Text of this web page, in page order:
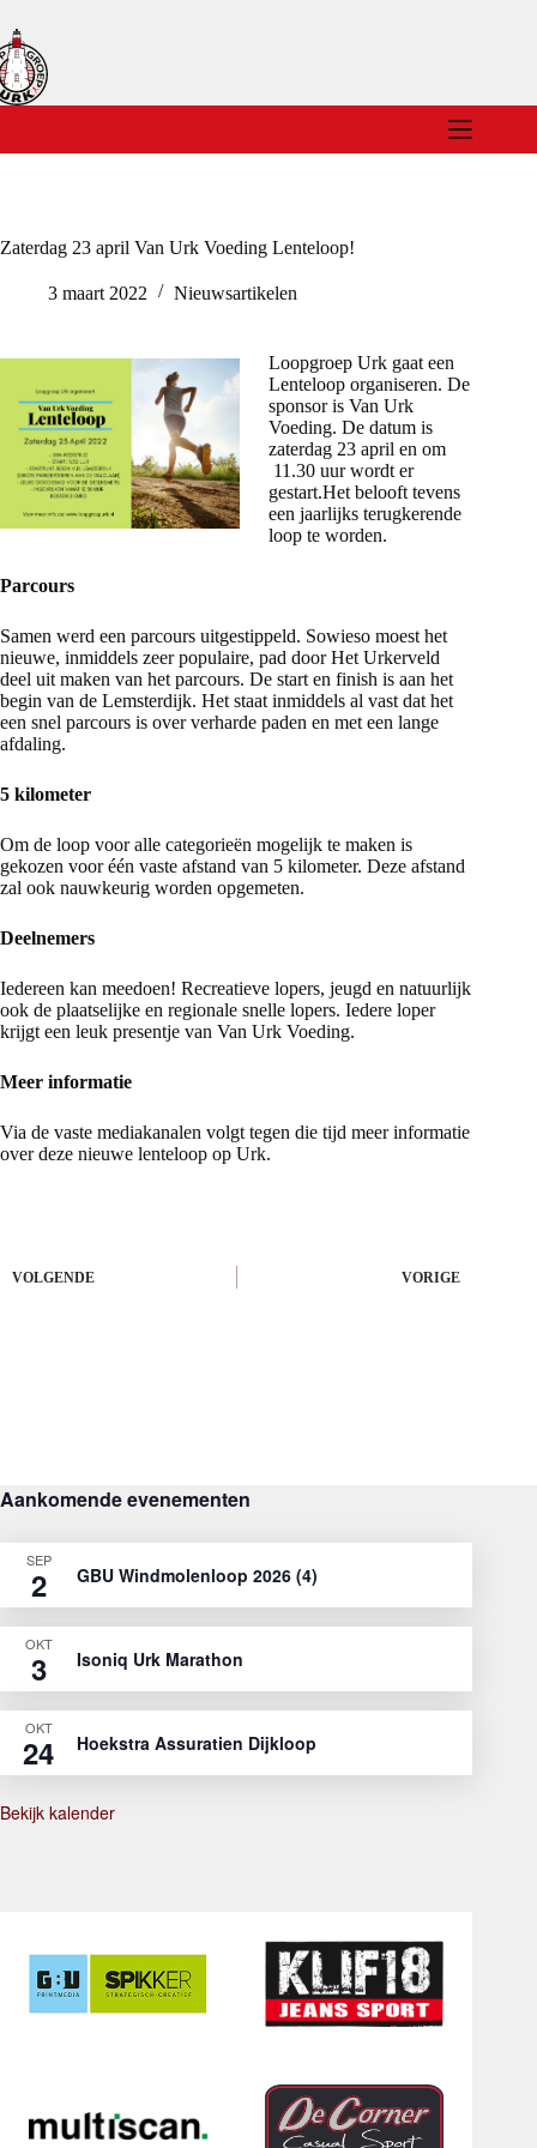
naar
de
inhoud
Zaterdag 23 april Van Urk Voeding Lenteloop!
3 maart 2022 Nieuwsartikelen
Loopgroep Urk gaat een
Lenteloop organiseren. De
sponsor is Van Urk
Voeding. De datum is
zaterdag 23 april en om
11.30 uur wordt er
gestart.Het belooft tevens
een jaarlijks terugkerende
loop te worden.
Parcours
Samen werd een parcours uitgestippeld. Sowieso moest het
nieuwe, inmiddels zeer populaire, pad door Het Urkerveld
deel uit maken van het parcours. De start en finish is aan het
begin van de Lemsterdijk. Het staat inmiddels al vast dat het
een snel parcours is over verharde paden en met een lange
afdaling.
5 kilometer
Om de loop voor alle categorieën mogelijk te maken is
gekozen voor één vaste afstand van 5 kilometer. Deze afstand
zal ook nauwkeurig worden opgemeten.
Deelnemers
Iedereen kan meedoen! Recreatieve lopers, jeugd en natuurlijk
ook de plaatselijke en regionale snelle lopers. Iedere loper
krijgt een leuk presentje van Van Urk Voeding.
Meer informatie
Via de vaste mediakanalen volgt tegen die tijd meer informatie
over deze nieuwe lenteloop op Urk.
VORIGE
VOLGENDE
Aankomende evenementen
SEP
2 GBU Windmolenloop 2026 (4)
OKT
3 Isoniq Urk Marathon
OKT
24 Hoekstra Assuratien Dijkloop
Bekijk kalender